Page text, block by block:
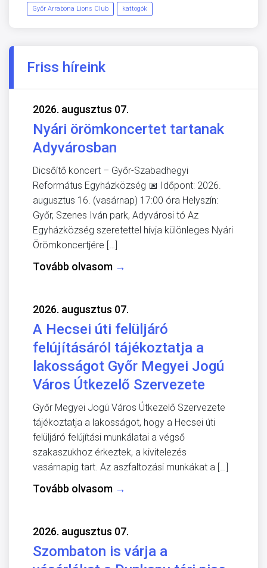
Győr Arrabona Lions Club kattogók
Friss híreink
2026. augusztus 07.
Nyári örömkoncertet tartanak
Adyvárosban
Dicsőítő koncert – Győr-Szabadhegyi
Református Egyházközség 📅 Időpont: 2026.
augusztus 16. (vasárnap) 17:00 óra Helyszín:
Győr, Szenes Iván park, Adyvárosi tó Az
Egyházközség szeretettel hívja különleges Nyári
Örömkoncertjére […]
Tovább olvasom →
2026. augusztus 07.
A Hecsei úti felüljáró
felújításáról tájékoztatja a
lakosságot Győr Megyei Jogú
Város Útkezelő Szervezete
Győr Megyei Jogú Város Útkezelő Szervezete
tájékoztatja a lakosságot, hogy a Hecsei úti
felüljáró felújítási munkálatai a végső
szakaszukhoz érkeztek, a kivitelezés
vasárnapig tart. Az aszfaltozási munkákat a […]
Tovább olvasom →
2026. augusztus 07.
Szombaton is várja a